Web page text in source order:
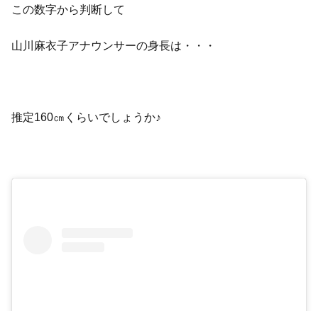
この数字から判断して
山川麻衣子アナウンサーの身長は・・・
推定160㎝くらいでしょうか♪